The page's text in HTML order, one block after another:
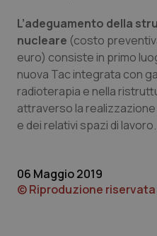
Lombardia
Marche
Molise
Provincia Autonoma
Dolore
Donna & Salute
Epatiti
Infezioni & Febbre
L’adeguamento della
nucleare (costo
euro) consiste in primo
nuova Tac integrata con
radioterapia e nella
attraverso la realizzazione
e dei relativi spazi di lavoro.
06 Maggio 2019
© Riproduzione riservata